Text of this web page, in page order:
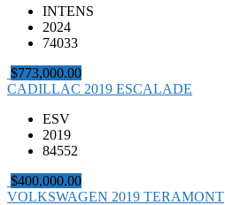
INTENS
2024
74033
$773,000.00
CADILLAC 2019 ESCALADE
ESV
2019
84552
$400,000.00
VOLKSWAGEN 2019 TERAMONT